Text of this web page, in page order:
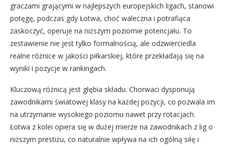
graczami grającymi w najlepszych europejskich ligach, stanowi
potęgę, podczas gdy Łotwa, choć waleczna i potrafiąca
zaskoczyć, operuje na niższym poziomie potencjału. To
zestawienie nie jest tylko formalnością, ale odzwierciedla
realne różnice w jakości piłkarskiej, które przekładają się na
wyniki i pozycje w rankingach.
Kluczową różnicą jest głębia składu. Chorwaci dysponują
zawodnikami światowej klasy na każdej pozycji, co pozwala im
na utrzymanie wysokiego poziomu nawet przy rotacjach.
Łotwa z kolei opiera się w dużej mierze na zawodnikach z lig o
niższym prestiżu, co naturalnie wpływa na ich ogólną siłę i